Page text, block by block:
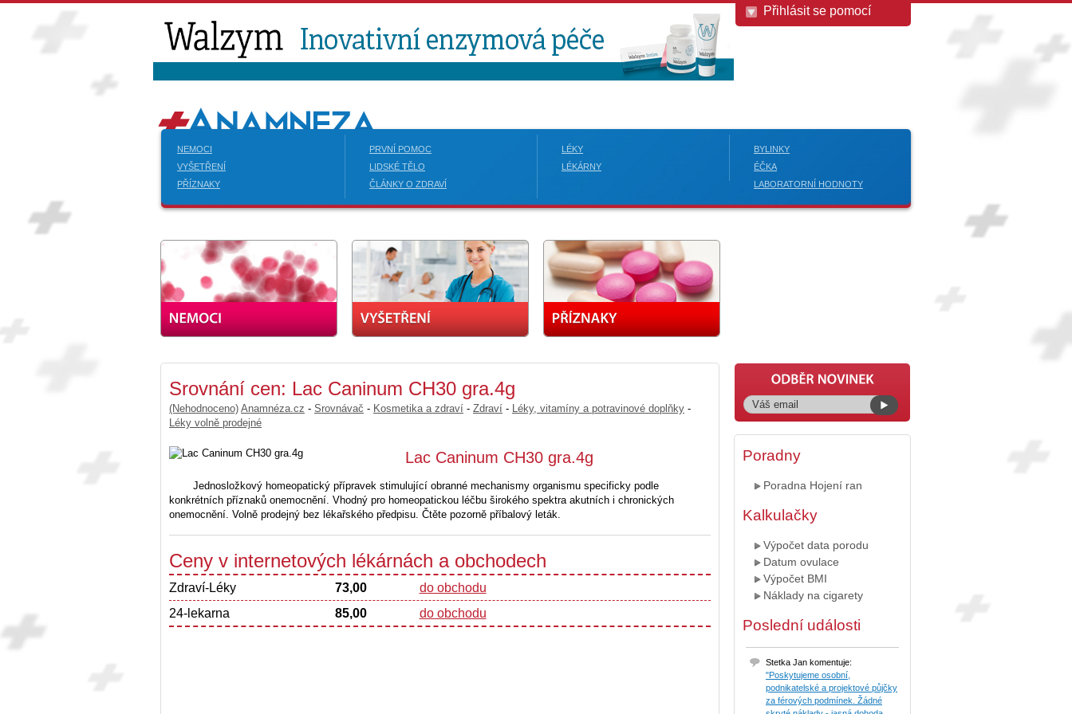
Přihlásit se pomocí
NEMOCI
VYŠETŘENÍ
PŘÍZNAKY
PRVNÍ POMOC
LIDSKÉ TĚLO
ČLÁNKY O ZDRAVÍ
LÉKY
LÉKÁRNY
BYLINKY
ÉČKA
LABORATORNÍ HODNOTY
Srovnání cen: Lac Caninum CH30 gra.4g
(Nehodnoceno) Anamnéza.cz - Srovnávač - Kosmetika a zdraví - Zdraví - Léky, vitamíny a potravinové doplňky -
Léky volně prodejné
Lac Caninum CH30 gra.4g
Jednosložkový homeopatický přípravek stimulující obranné mechanismy organismu specificky podle
konkrétních příznaků onemocnění. Vhodný pro homeopatickou léčbu širokého spektra akutních i chronických
onemocnění. Volně prodejný bez lékařského předpisu. Čtěte pozorně příbalový leták.
Ceny v internetových lékárnách a obchodech
Zdraví-Léky 73,00
do obchodu
24-lekarna
85,00 do obchodu
Poradny
Poradna Hojení ran
Kalkulačky
Výpočet data porodu
Datum ovulace
Výpočet BMI
Náklady na cigarety
Poslední události
Stetka Jan komentuje:
"Poskytujeme osobní,
podnikatelské a projektové půjčky
za férových podmínek. Žádné